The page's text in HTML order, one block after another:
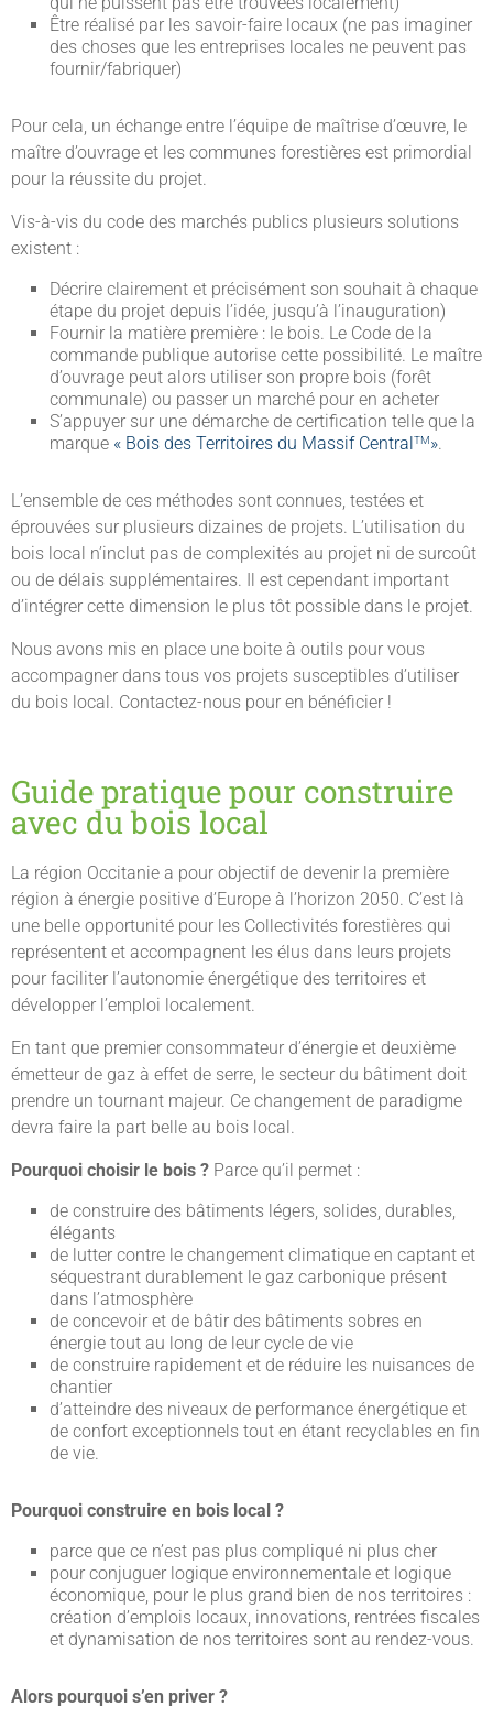
Être réalisé par les savoir-faire locaux (ne pas imaginer
des choses que les entreprises locales ne peuvent pas
fournir/fabriquer)
Pour cela, un échange entre l’équipe de maîtrise d’œuvre, le
maître d’ouvrage et les communes forestières est primordial
pour la réussite du projet.
Vis-à-vis du code des marchés publics plusieurs solutions
existent :
Décrire clairement et précisément son souhait à chaque
étape du projet depuis l’idée, jusqu’à l’inauguration)
Fournir la matière première : le bois. Le Code de la
commande publique autorise cette possibilité. Le maître
d’ouvrage peut alors utiliser son propre bois (forêt
communale) ou passer un marché pour en acheter
S’appuyer sur une démarche de certification telle que la
marque « Bois des Territoires du Massif CentralTM».
L’ensemble de ces méthodes sont connues, testées et
éprouvées sur plusieurs dizaines de projets. L’utilisation du
bois local n’inclut pas de complexités au projet ni de surcoût
ou de délais supplémentaires. Il est cependant important
d’intégrer cette dimension le plus tôt possible dans le projet.
Nous avons mis en place une boite à outils pour vous
accompagner dans tous vos projets susceptibles d’utiliser
du bois local. Contactez-nous pour en bénéficier !
Guide pratique pour construire
avec du bois local
La région Occitanie a pour objectif de devenir la première
région à énergie positive d’Europe à l’horizon 2050. C’est là
une belle opportunité pour les Collectivités forestières qui
représentent et accompagnent les élus dans leurs projets
pour faciliter l’autonomie énergétique des territoires et
développer l’emploi localement.
En tant que premier consommateur d’énergie et deuxième
émetteur de gaz à effet de serre, le secteur du bâtiment doit
prendre un tournant majeur. Ce changement de paradigme
devra faire la part belle au bois local.
Pourquoi choisir le bois ? Parce qu’il permet :
de construire des bâtiments légers, solides, durables,
élégants
de lutter contre le changement climatique en captant et
séquestrant durablement le gaz carbonique présent
dans l’atmosphère
de concevoir et de bâtir des bâtiments sobres en
énergie tout au long de leur cycle de vie
de construire rapidement et de réduire les nuisances de
chantier
d’atteindre des niveaux de performance énergétique et
de confort exceptionnels tout en étant recyclables en fin
de vie.
Pourquoi construire en bois local ?
parce que ce n’est pas plus compliqué ni plus cher
pour conjuguer logique environnementale et logique
économique, pour le plus grand bien de nos territoires :
création d’emplois locaux, innovations, rentrées fiscales
et dynamisation de nos territoires sont au rendez-vous.
Alors pourquoi s’en priver ?